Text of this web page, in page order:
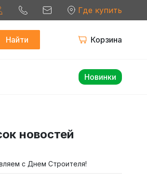
Где купить
Найти Корзина
Новинки
новостей
с Днем Строителя!